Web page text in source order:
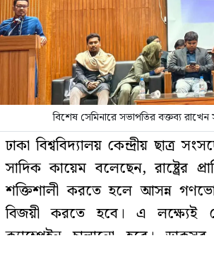
ফিরছেন শবনম
পররাষ্ট্রমন্ত্রীর সঙ্গে
হাইকমিশনারের
সৌদিতে আগুনে
বিশেষ সেমিনারে সভাপতির বক্তব্য রাখেন
ঢাকা বিশ্ববিদ্যালয় কেন্দ্রীয় ছাত্র
সাদিক কায়েম বলেছেন, রাষ্ট্রের
শক্তিশালী করতে হলে আসন্ন
বিজয়ী করতে হবে। এ লক্ষ্যেই
ক্যাম্পেইন চালানো হবে।